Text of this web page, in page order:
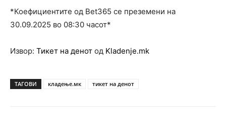
*Коефициентите од Bet365 се преземени на
30.09.2025 во 08:30 часот*
Извор: Тикет на денот од Kladenje.mk
ТАГОВИ кладење.мк тикет на денот